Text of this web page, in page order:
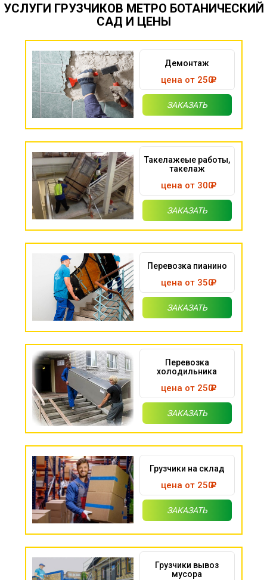
УСЛУГИ ГРУЗЧИКОВ МЕТРО БОТАНИЧЕСКИЙ
САД И ЦЕНЫ
Демонтаж
цена от 250
ЗАКАЗАТЬ
Такелажеые работы,
такелаж
цена от 300
ЗАКАЗАТЬ
Перевозка пианино
цена от 350
ЗАКАЗАТЬ
Перевозка
холодильника
цена от 250
ЗАКАЗАТЬ
Грузчики на склад
цена от 250
ЗАКАЗАТЬ
Грузчики вывоз
мусора